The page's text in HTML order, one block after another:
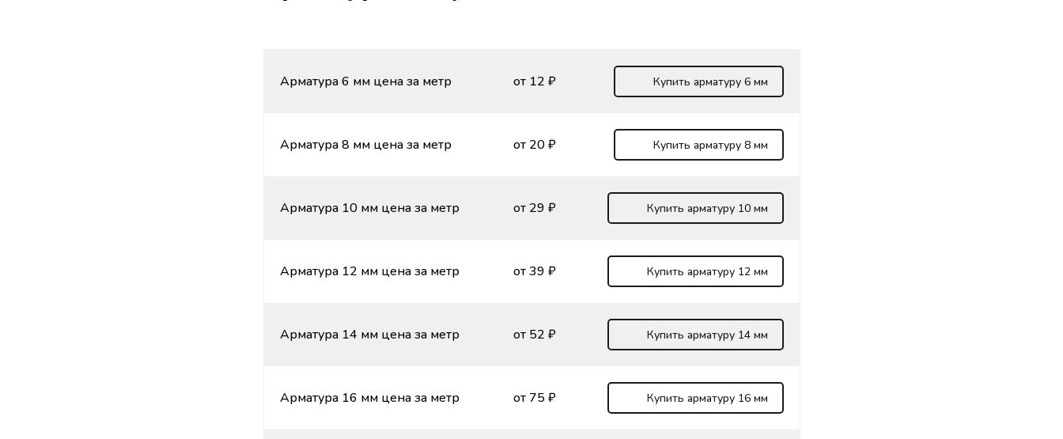
Арматура 6 мм цена за метр от 12 ₽ Купить арматуру 6 мм
Арматура 8 мм цена за метр от 20 ₽ Купить арматуру 8 мм
Арматура 10 мм цена за метр от 29 ₽ Купить арматуру 10 мм
Арматура 12 мм цена за метр от 39 ₽ Купить арматуру 12 мм
Арматура 14 мм цена за метр от 52 ₽ Купить арматуру 14 мм
Арматура 16 мм цена за метр от 75 ₽ Купить арматуру 16 мм